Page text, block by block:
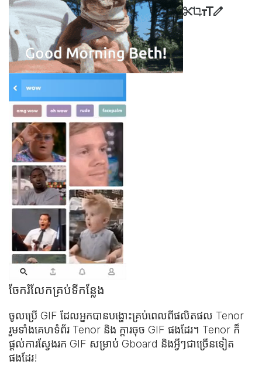
ចែករំលែកគ្រប់ទីកន្លែង
ចូលប្រើ GIF ដែលអ្នកបានបង្ហោះ​គ្រប់ពេលពី​ផលិតផល Tenor
រួមទាំង​គេហទំព័រ Tenor និង ក្ដារចុច GIF ផងដែរ។ Tenor ក៏
ផ្ដល់ការស្វែងរក GIF សម្រាប់ Gboard និងអ្វីៗជាច្រើនទៀត
ផងដែរ!